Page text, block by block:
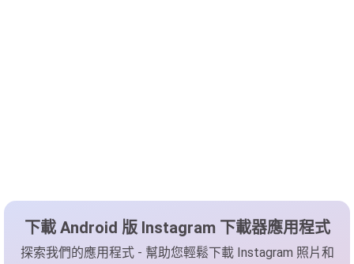
下載 Android 版 Instagram 下載器應用程式
探索我們的應用程式 - 幫助您輕鬆下載 Instagram 照片和